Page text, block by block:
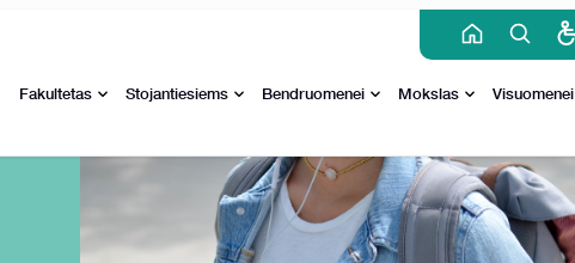
Fakultetas Stojantiesiems Bendruomenei Mokslas Visuomenei